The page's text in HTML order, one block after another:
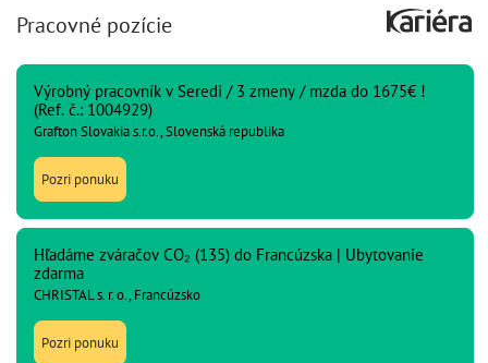
Pracovné pozície
Výrobný pracovník v Seredi / 3 zmeny / mzda do 1675€ !
(Ref. č.: 1004929)
Grafton Slovakia s.r.o., Slovenská republika
Pozri ponuku
Hľadáme zváračov CO₂ (135) do Francúzska | Ubytovanie
zdarma
CHRISTAL s. r. o., Francúzsko
Pozri ponuku